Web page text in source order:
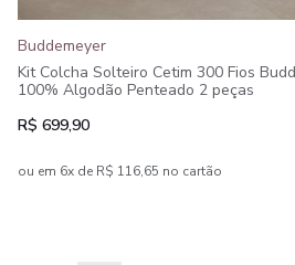
Buddemeyer
Kit Colcha Solteiro Cetim 300 Fios
100% Algodão Penteado 2 peças
R$ 699,90
ou em 6x de R$ 116,65 no cartão